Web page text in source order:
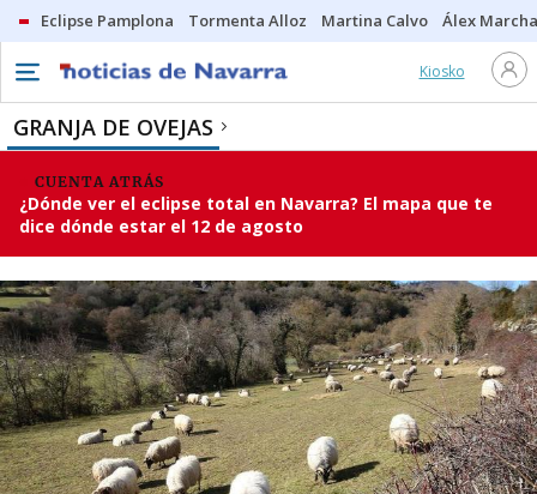
Eclipse Pamplona Tormenta Alloz Martina Calvo Álex
Kiosko
GRANJA DE OVEJAS
CUENTA ATRÁS
¿Dónde ver el eclipse total en Navarra? El mapa que te
dice dónde estar el 12 de agosto